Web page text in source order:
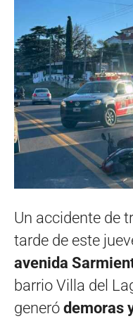
Un accidente de
tarde de este
avenida
barrio Villa del
generó demoras